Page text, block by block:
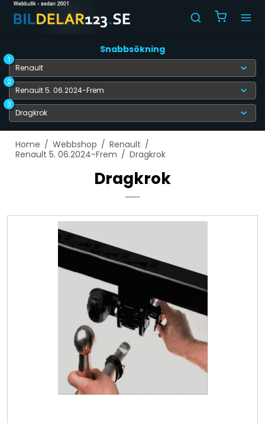
Snabbsökning
1
2
3
Home / Webbshop / Renault /
Renault 5. 06.2024-Frem / Dragkrok
Dragkrok